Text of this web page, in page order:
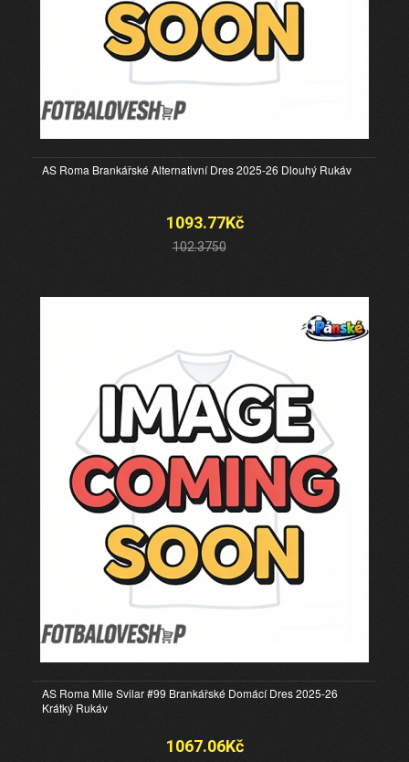
AS Roma Brankářské Alternativní Dres 2025-26 Dlouhý Rukáv
1093.77Kč
102.3750
AS Roma Mile Svilar #99 Brankářské Domácí Dres 2025-26
Krátký Rukáv
1067.06Kč